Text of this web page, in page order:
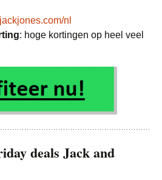
nl
: hoge kortingen op heel veel
deals Jack and